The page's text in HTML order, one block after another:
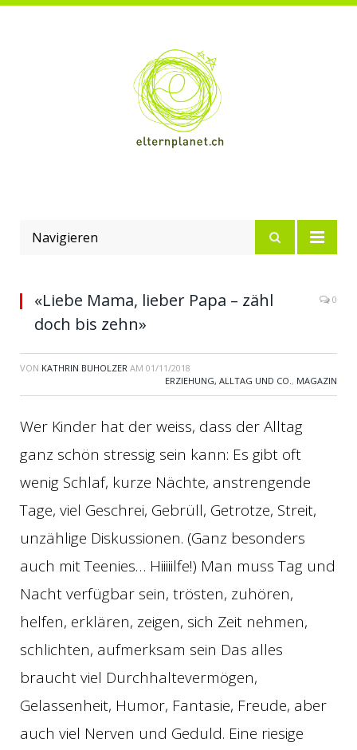
Navigieren
«Liebe Mama, lieber Papa – zähl
doch bis zehn»
0
VON KATHRIN BUHOLZER AM 01/11/2018
ERZIEHUNG, ALLTAG UND CO., MAGAZIN
Wer Kinder hat der weiss, dass der Alltag
ganz schön stressig sein kann: Es gibt oft
wenig Schlaf, kurze Nächte, anstrengende
Tage, viel Geschrei, Gebrüll, Getrotze, Streit,
unzählige Diskussionen. (Ganz besonders
auch mit Teenies… Hiiiiilfe!) Man muss Tag und
Nacht verfügbar sein, trösten, zuhören,
helfen, erklären, zeigen, sich Zeit nehmen,
schlichten, aufmerksam sein Das alles
braucht viel Durchhaltevermögen,
Gelassenheit, Humor, Fantasie, Freude, aber
auch viel Nerven und Geduld. Eine riesige